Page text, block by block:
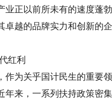
业正以前所未有的速度蓬
卓越的品牌实力和创新的
红利
为关乎国计民生的重要领
年来，一系列扶持政策密